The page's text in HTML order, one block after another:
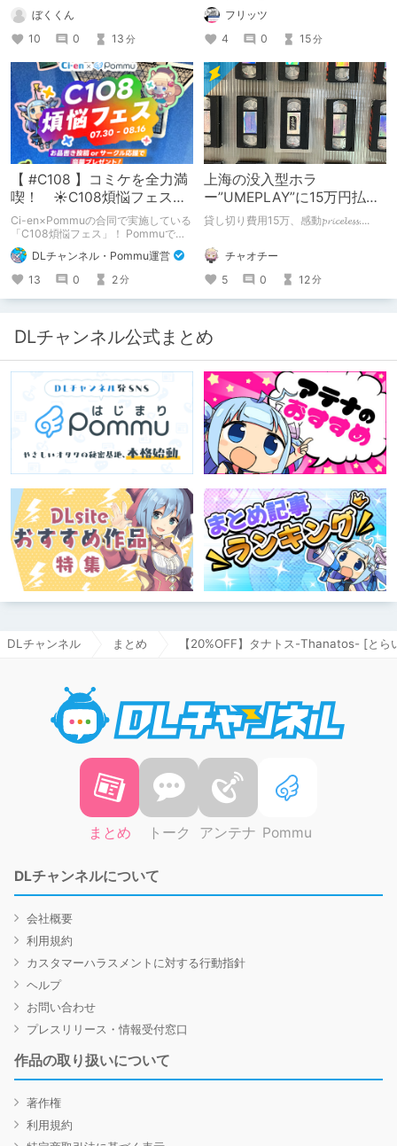
ぼくくん
10
0 13 分
ミアとツンツン猫サキュバス ~それで
も勇者はコロせない!~』 『めいどいん
めいど！』 本記事はねくすとテーマ
「人に薦めづらいけど好きな作
品」”ではない”です。 好きだったら人
に薦めるのは当たり前だよなぁ！？
フリッツ
4
0 15分
【 #C108 】コミケを全力満
喫！ ☀C108煩悩フェス☀
Pommu版のご案内
Ci-en×Pommuの合同で実施している
「C108煩悩フェス」！ Pommuでの
参加方法について、改めてこちらでも
ご案内いたします！
DLチャンネル・Pommu運営
13
0 2分
上海の没入型ホラ
ー”UMEPLAY”に15万円払っ
たら、2作品とも号泣した※
貸し切り費用15万、感動𝓹𝓻𝓲𝓬𝓮𝓵𝓮𝓼𝓼....
チャオチー
5
0 12分
DLチャンネル公式まとめ
DLチャンネル まとめ 【20%OFF】タナトス-Thanatos- [とら
まとめ トーク アンテナ Pommu
DLチャンネルについて
会社概要
利用規約
カスタマーハラスメントに対する行動指針
ヘルプ
お問い合わせ
プレスリリース・情報受付窓口
作品の取り扱いについて
著作権
利用規約